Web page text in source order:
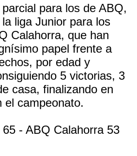
para los de ABQ,
liga Junior para los
Calahorra, que han
papel frente a
por edad y
5 victorias, 3
casa, finalizando en
el campeonato.
- ABQ Calahorra 53